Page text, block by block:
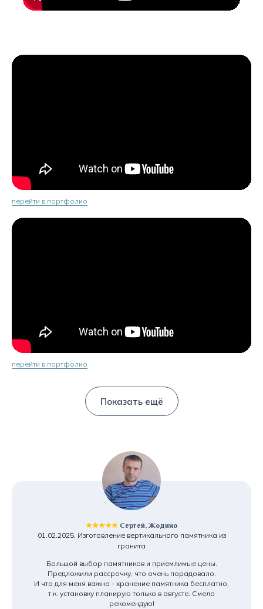
перейти в портфолио
перейти в портфолио
Показать ещё
★★★★★ Сергей, Жодино
01.02.2025, Изготовление вертикального памятника из
гранита
Большой выбор памятников и приемлимые цены.
Предложили рассрочку, что очень порадовало.
И что для меня важно - хранение памятника бесплатно,
т.к. установку планирую только в августе. Смело
рекомендую!